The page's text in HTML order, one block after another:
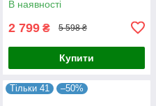
В наявності
2 799 ₴ 5 598 ₴
Купити
Тільки 41 –50%